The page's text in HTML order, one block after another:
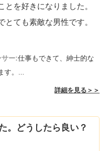
とを好きになりました。
とても素敵な男性です。
サー:仕事もできて、紳士的な
す。...
詳細を見る＞＞
。どうしたら良い？